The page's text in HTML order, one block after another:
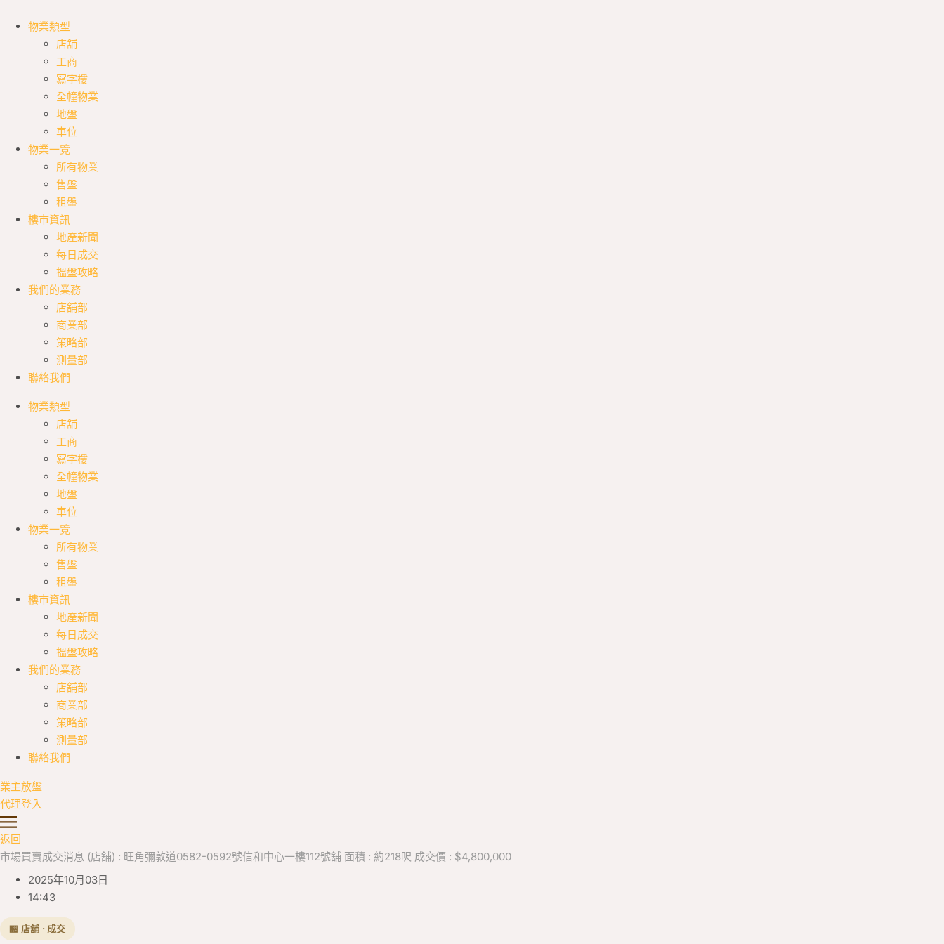
物業類型
店舖
工商
寫字樓
全幢物業
地盤
車位
物業一覽
所有物業
售盤
租盤
樓市資訊
地產新聞
每日成交
搵盤攻略
我們的業務
店舖部
商業部
策略部
測量部
聯絡我們
物業類型
店舖
工商
寫字樓
全幢物業
地盤
車位
物業一覽
所有物業
售盤
租盤
樓市資訊
地產新聞
每日成交
搵盤攻略
我們的業務
店舖部
商業部
策略部
測量部
聯絡我們
業主放盤
代理登入
返回
市場買賣成交消息 (店舖) : 旺角彌敦道0582-0592號信和中心一樓112號舖 面積 : 約218呎 成交價 : $4,800,000
2025年10月03日
14:43
🏪 店舖 · 成交